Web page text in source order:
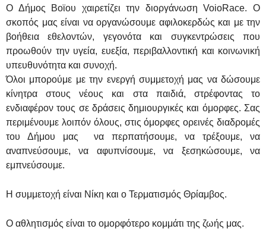
Ο Δήμος Βοϊου χαιρετίζει την διοργάνωση VoioRace. Ο
σκοπός μας είναι να οργανώσουμε αφιλοκερδώς και με την
βοήθεια εθελοντών, γεγονότα και συγκεντρώσεις που
προωθούν την υγεία, ευεξία, περιβαλλοντική και κοινωνική
υπευθυνότητα και συνοχή.
Όλοι μπορούμε με την ενεργή συμμετοχή μας να δώσουμε
κίνητρα στους νέους και στα παιδιά, στρέφοντας το
ενδιαφέρον τους σε δράσεις δημιουργικές και όμορφες. Σας
περιμένουμε λοιπόν όλους, στις όμορφες ορεινές διαδρομές
του Δήμου μας
να περπατήσουμε, να τρέξουμε, να
αναπνεύσουμε, να αφυπνίσουμε, να ξεσηκώσουμε, να
εμπνεύσουμε.
Η συμμετοχή είναι Νίκη και ο Τερματισμός Θρίαμβος.
Ο αθλητισμός είναι το ομορφότερο κομμάτι της ζωής μας.